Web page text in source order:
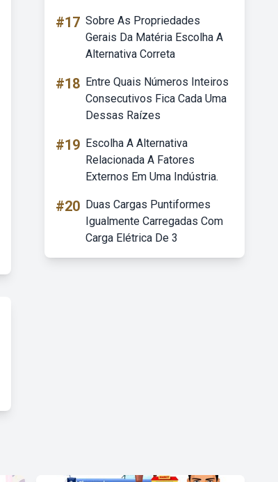
#17 Sobre As Propriedades
Gerais Da Matéria Escolha A
Alternativa Correta
#18 Entre Quais Números Inteiros
Consecutivos Fica Cada Uma
Dessas Raízes
#19 Escolha A Alternativa
Relacionada A Fatores
Externos Em Uma Indústria.
#20 Duas Cargas Puntiformes
Igualmente Carregadas Com
Carga Elétrica De 3